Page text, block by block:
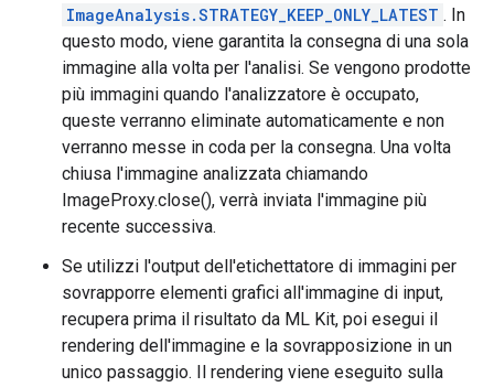
ImageAnalysis.STRATEGY_KEEP_ONLY_LATEST . In
questo modo, viene garantita la consegna di una sola
immagine alla volta per l'analisi. Se vengono prodotte
più immagini quando l'analizzatore è occupato,
queste verranno eliminate automaticamente e non
verranno messe in coda per la consegna. Una volta
chiusa l'immagine analizzata chiamando
ImageProxy.close(), verrà inviata l'immagine più
recente successiva.
Se utilizzi l'output dell'etichettatore di immagini per
sovrapporre elementi grafici all'immagine di input,
recupera prima il risultato da ML Kit, poi esegui il
rendering dell'immagine e la sovrapposizione in un
unico passaggio. Il rendering viene eseguito sulla